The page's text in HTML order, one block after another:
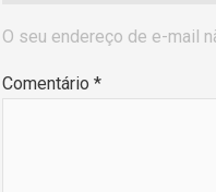
O seu endereço de e-mail
Comentário *